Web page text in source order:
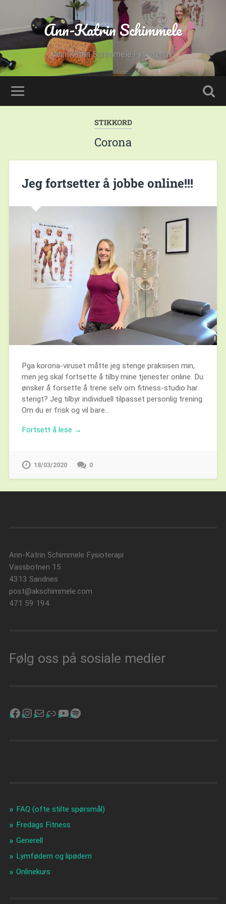
Ann-Katrin Schimmele
Ann-Katrin Schimmele Fysioterapi
STIKKORD
Corona
Jeg fortsetter å jobbe online!!!
Pga korona-viruset måtte jeg stenge praksisen min,
men jeg skal fortsette å tilby mine tjenester online. Du
ønsker å forsette å trene selv om fitness-studio har
stengt? Jeg tilbyr individuell tilpasset personlig trening.
Om du er frisk og vil bare…
Fortsett å lese →
18/03/2020 0
Ann-Katrin Schimmele Fysioterapi
Vassbotnen 15
4313 Sandnes
post@akschimmele.com
471 59 194
Følg oss på sosiale medier
FAQ (ofte stilte spørsmål)
Fredags Fitness
Generell
Lymfødem og lipødem
Onlinekurs